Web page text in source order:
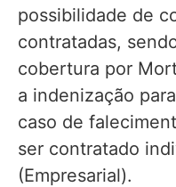
possibilidade de
contratadas,
cobertura por
a indenização
caso de
ser contratado
(Empresarial).